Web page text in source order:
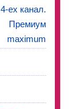
4-ех канал.
Премиум
maximum